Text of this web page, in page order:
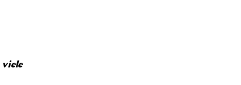
viele